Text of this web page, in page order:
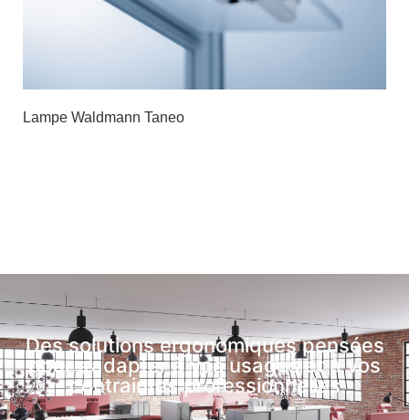
Lampe Waldmann Taneo
Des solutions ergonomiques pensées
pour s’adapter à vos usages et à vos
contraintes professionnelles